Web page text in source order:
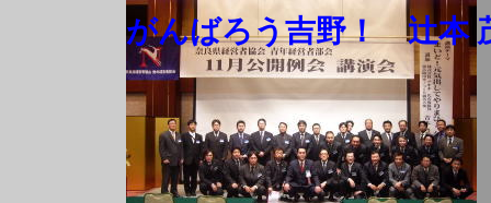
がんばろう吉野！ 辻本